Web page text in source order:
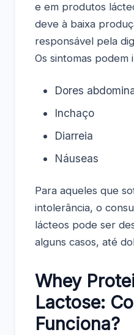
e em produtos
deve à baixa
responsável pela
Os sintomas podem
Dores
Inchaço
Diarreia
Náuseas
Para aqueles que
intolerância, o
lácteos pode ser
alguns casos, até
Whey
Lactose:
Funciona?